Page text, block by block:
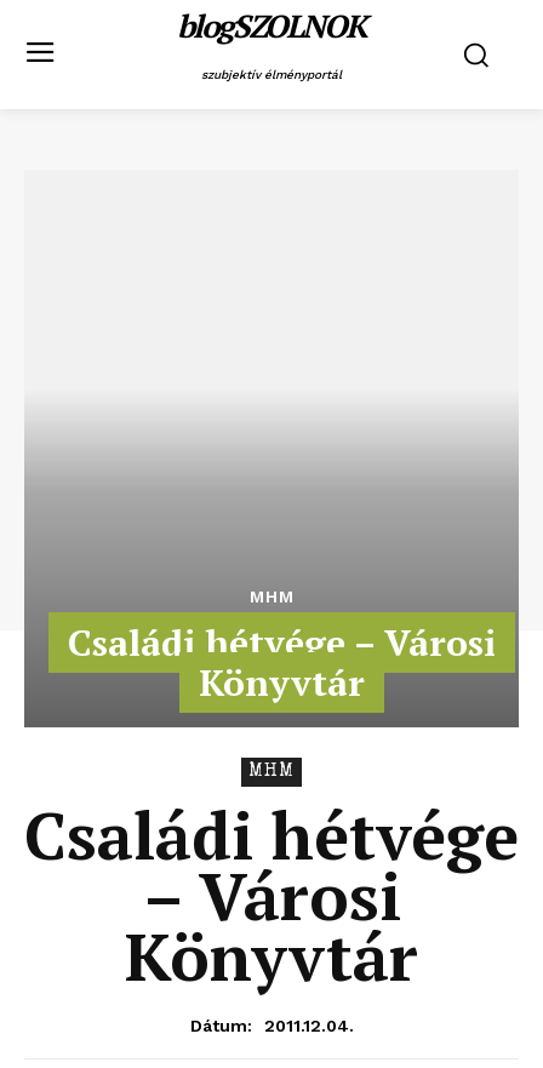
blogSZOLNOK
szubjektív élményportál
MHM
Családi hétvége – Városi
Könyvtár
MHM
Családi hétvége
– Városi
Könyvtár
Dátum: 2011.12.04.